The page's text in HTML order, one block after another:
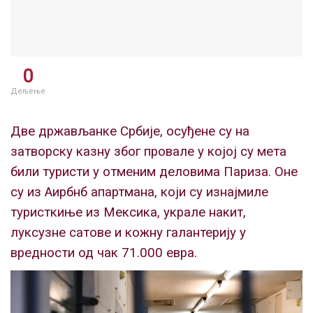
0
Дељење
Две држављанке Србије, осуђене су на
затворску казну због провале у којој су мета
били туристи у отменим деловима Париза. Оне
су из Аирбнб апартмана, који су изнајмиле
туристкиње из Мексика, украле накит,
луксузне сатове и кожну галантерију у
вредности од чак 71.000 евра.